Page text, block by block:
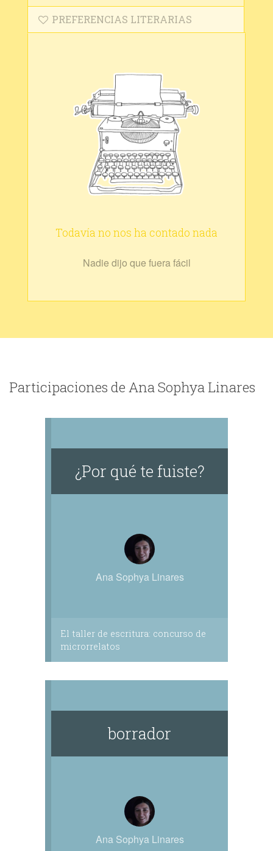
PREFERENCIAS LITERARIAS
Todavía no nos ha contado nada
Nadie dijo que fuera fácil
Participaciones de Ana Sophya Linares
¿Por qué te fuiste?
Ana Sophya Linares
El taller de escritura: concurso de
microrrelatos
borrador
Ana Sophya Linares